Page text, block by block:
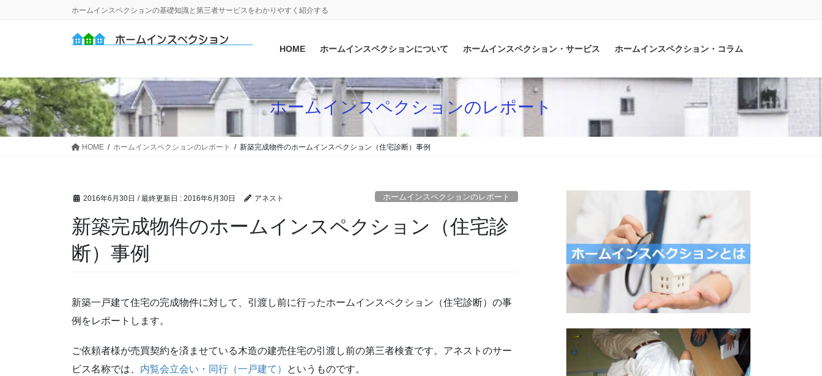
に
移
動
ョ
ン
に
移
動
ホームインスペクションの基礎知識と第三者サービスをわかりやすく紹介する
HOME ホームインスペクションについて ホームインスペクション・サービス ホームインスペクション・コラム
ホームインスペクションのレポート
HOME ホームインスペクションのレポート 新築完成物件のホームインスペクション（住宅診断）事例
2016年6月30日 / 最終更新日 : 2016年6月30日 アネスト ホームインスペクションのレポート
新築完成物件のホームインスペクション（住宅診
断）事例
新築一戸建て住宅の完成物件に対して、引渡し前に行ったホームインスペクション（住宅診断）の事
例をレポートします。
ご依頼者様が売買契約を済ませている木造の建売住宅の引渡し前の第三者検査です。アネストのサー
ビス名称では、 内覧会立会い・同行（一戸建て） というものです。